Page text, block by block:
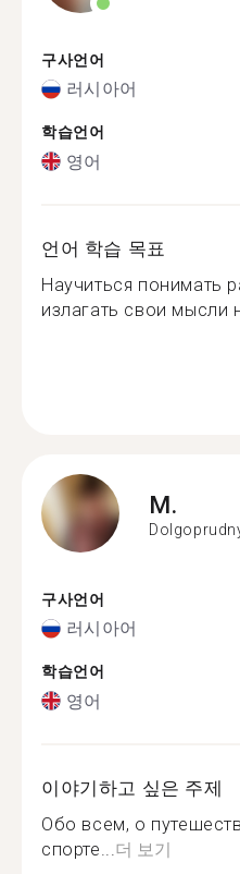
구사언어
러시아어
학습언어
영어
언어 학습 목표
Научиться понимать
излагать свои мысли
M.
구사언어
러시아어
학습언어
영어
이야기하고 싶은 주제
Обо всем, о
спорте... 더 보기